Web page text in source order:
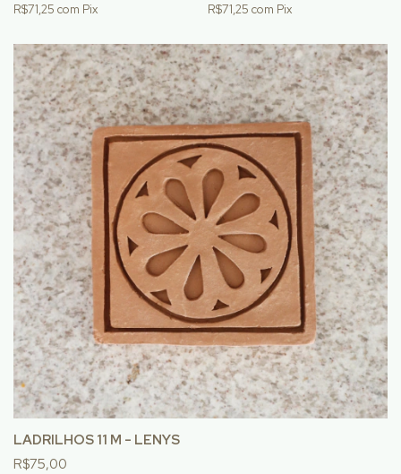
R$71,25 com Pix R$71,25 com Pix
LADRILHOS 11 M - LENYS
R$75,00